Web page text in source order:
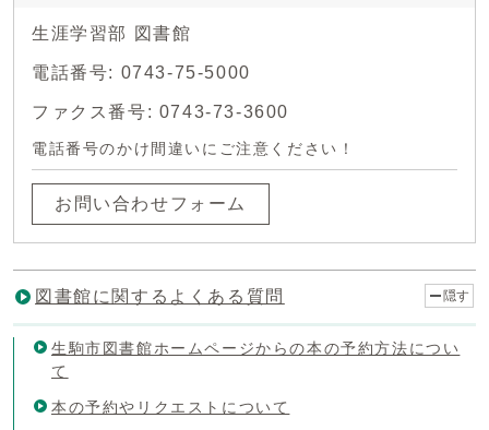
生涯学習部 図書館
電話番号: 0743-75-5000
ファクス番号: 0743-73-3600
電話番号のかけ間違いにご注意ください！
お問い合わせフォーム
図書館に関するよくある質問 隠す
生駒市図書館ホームページからの本の予約方法につい
て
本の予約やリクエストについて